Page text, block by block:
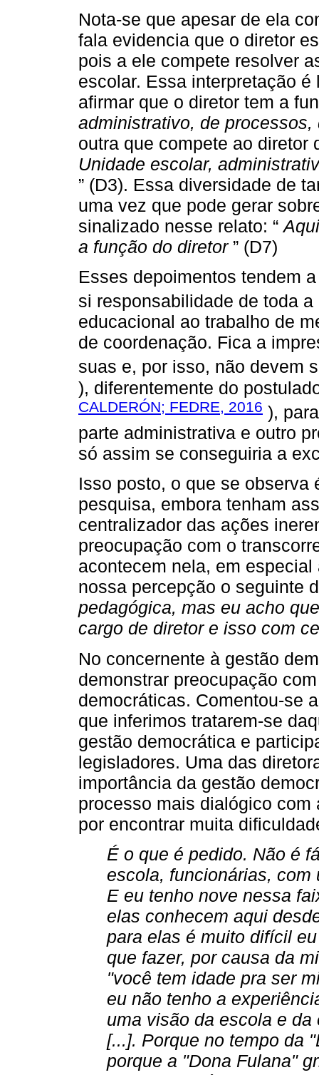
Nota-se que apesar de ela
fala evidencia que o diretor
pois a ele compete resolver
escolar. Essa interpretação
afirmar que o diretor tem a
administrativo, de
outra que compete ao diretor
Unidade escolar,
” (D3). Essa diversidade de
uma vez que pode gerar
sinalizado nesse relato: “
a função do diretor” (D7)
Esses depoimentos tendem
si responsabilidade de toda
educacional ao trabalho de
de coordenação. Fica a
suas e, por isso, não devem
), diferentemente do
CALDERÓN; FEDRE, 2016 ),
parte administrativa e outro
só assim se conseguiria a
Isso posto, o que se observa
pesquisa, embora tenham
centralizador das ações
preocupação com o
acontecem nela, em
nossa percepção o seguinte
pedagógica, mas eu acho
cargo de diretor e isso com
No concernente à gestão
demonstrar preocupação
democráticas. Comentou-se
que inferimos tratarem-se
gestão democrática e
legisladores. Uma das
importância da gestão
processo mais dialógico
por encontrar muita
É o que é pedido. Não é
escola, funcionárias, com
E eu tenho nove nessa
elas conhecem aqui
para elas é muito difícil
que fazer, por causa da
"você tem idade pra ser
eu não tenho a
uma visão da escola e
[...]. Porque no tempo da
porque a "Dona Fulana"